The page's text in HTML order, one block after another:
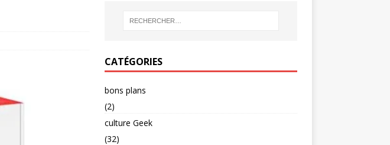
CATÉGORIES
bons plans
(2)
culture Geek
(32)